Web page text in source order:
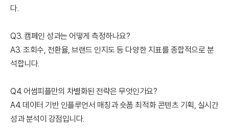
다.
Q3. 캠페인 성과는 어떻게 측정하나요?
A3. 조회수, 전환율, 브랜드 인지도 등 다양한 지표를 종합적으로 분
석합니다.
Q4. 어썸피플만의 차별화된 전략은 무엇인가요?
A4. 데이터 기반 인플루언서 매칭과 숏폼 최적화 콘텐츠 기획, 실시간
성과 분석이 강점입니다.